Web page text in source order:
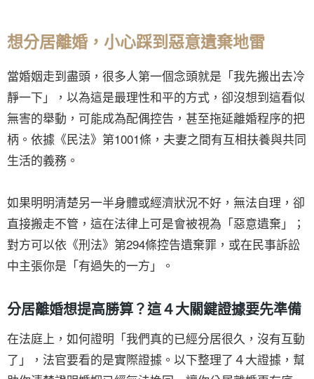
想分居離婚，小心踩到惡意遺棄地雷
當婚姻走到盡頭，很多人第一個念頭就是「我先搬出去冷
靜一下」，以為這是最理性和平的方式，卻沒想到這看似
無害的舉動，可能成為配偶控告，甚至拖延離婚程序的把
柄。依據《民法》第1001條，夫妻之間有互相扶養與共同
生活的義務。
如果明明清楚另一半身體或經濟狀況不好，無法自理，卻
直接搬走不管，這在法律上可是會被視為「惡意遺棄」；
對方可以依《刑法》第294條控告遺棄罪，或在民事訴訟
中主張你是「有過失的一方」。
分居離婚想提高勝算？這４大關鍵證據要先準備
在法庭上，如何證明「我們真的已經分居很久，沒有互動
了」，法官要看的是實際證據。以下整理了４大證據，幫